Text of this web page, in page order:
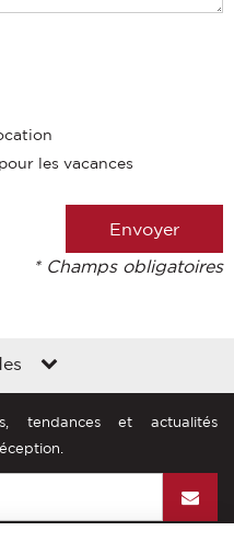
les vacances
* Champs obligatoires
tendances et actualités